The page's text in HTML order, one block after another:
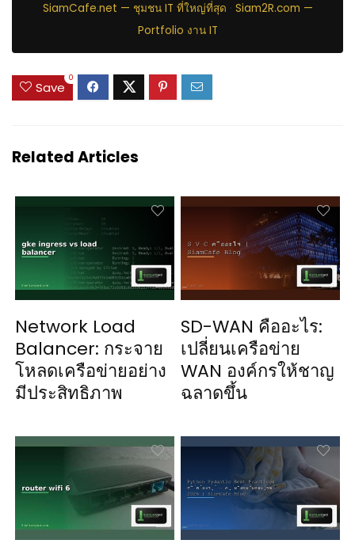
SiamCafe.net — ชุมชน IT ที่ใหญ่ที่สุด · Siam2R.com —
Portfolio งาน IT
Save
0
Related Articles
Network Load
Balancer: กระจาย
โหลดเครือข่ายอย่าง
มีประสิทธิภาพ
SD-WAN คืออะไร:
เปลี่ยนเครือข่าย
WAN องค์กรให้ชาญ
ฉลาดขึ้น